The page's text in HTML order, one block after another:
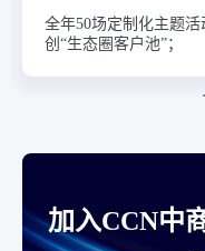
全年50场定制化主题
创“生态圈客户池”；
加入CCN中